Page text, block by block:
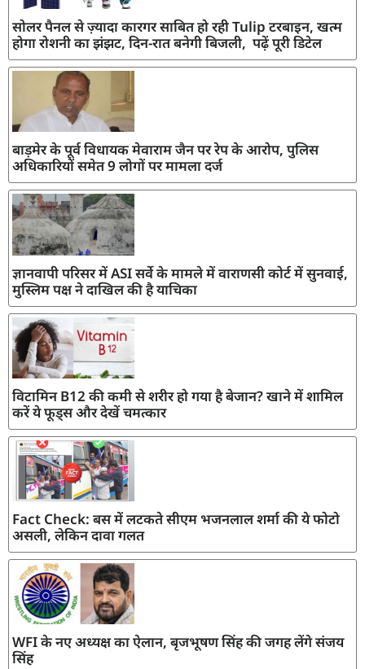
सोलर पैनल से ज़्यादा कारगर साबित हो रही Tulip टरबाइन, खत्म
होगा रोशनी का झंझट, दिन-रात बनेगी बिजली, पढ़ें पूरी डिटेल
बाड़मेर के पूर्व विधायक मेवाराम जैन पर रेप के आरोप, पुलिस
अधिकारियों समेत 9 लोगों पर मामला दर्ज
ज्ञानवापी परिसर में ASI सर्वे के मामले में वाराणसी कोर्ट में सुनवाई,
मुस्लिम पक्ष ने दाखिल की है याचिका
विटामिन B12 की कमी से शरीर हो गया है बेजान? खाने में शामिल
करें ये फूड्स और देखें चमत्कार
Fact Check: बस में लटकते सीएम भजनलाल शर्मा की ये फोटो
असली, लेकिन दावा गलत
WFI के नए अध्यक्ष का ऐलान, बृजभूषण सिंह की जगह लेंगे संजय
सिंह